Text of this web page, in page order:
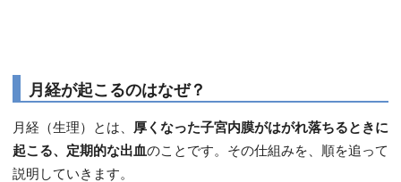
月経が起こるのはなぜ？
月経（生理）とは、 厚くなった子宮内膜がはがれ落ちるときに
起こる、定期的な出血のことです。その仕組みを、順を追って
説明していきます。